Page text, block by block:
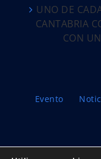
UNO DE
CANTABRIA
CON
Evento